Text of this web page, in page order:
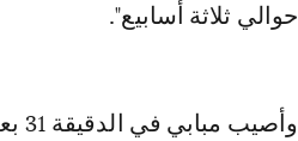
حوالي ثلاثة أسابيع".